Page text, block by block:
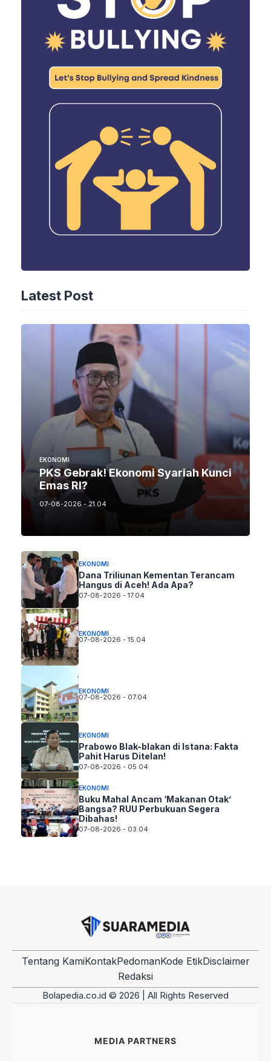
Latest Post
EKONOMI
PKS Gebrak! Ekonomi Syariah Kunci
Emas RI?
07-08-2026 - 21.04
EKONOMI
Dana Triliunan Kementan Terancam
Hangus di Aceh! Ada Apa?
07-08-2026 - 17.04
EKONOMI
07-08-2026 - 15.04
EKONOMI
07-08-2026 - 07.04
EKONOMI
Prabowo Blak-blakan di Istana: Fakta
Pahit Harus Ditelan!
07-08-2026 - 05.04
EKONOMI
Buku Mahal Ancam ‘Makanan Otak’
Bangsa? RUU Perbukuan Segera
Dibahas!
07-08-2026 - 03.04
Tentang KamiKontakPedomanKode EtikDisclaimer
Redaksi
Bolapedia.co.id © 2026 | All Rights Reserved
MEDIA PARTNERS